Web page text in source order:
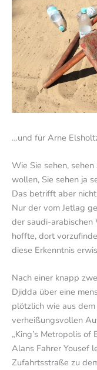
…und für Arne
Wie Sie sehen,
wollen, Sie sehen ja
Das betrifft aber
Nur der vom Jetlag
der saudi-arabischen
hoffte, dort
diese Erkenntnis
Nach einer knapp
Djidda über eine
plötzlich wie aus
verheißungsvollen
„King’s Metropolis of
Alans Fahrer Yousef
Zufahrtsstraße zu